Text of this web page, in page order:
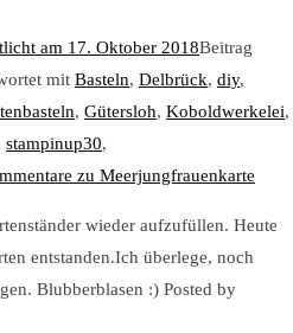
am 17. Oktober 2018Beitrag
mit Basteln, Delbrück, diy,
, Gütersloh, Koboldwerkelei,
stampinup30,
zu Meerjungfrauenkarte
wieder aufzufüllen. Heute
entstanden.Ich überlege, noch
Blubberblasen :) Posted by